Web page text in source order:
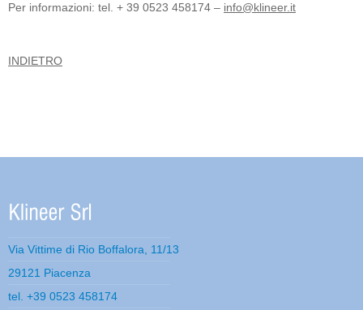
Per informazioni: tel. + 39 0523 458174 – info@klineer.it
INDIETRO
Via Vittime di Rio Boffalora, 11/13
29121 Piacenza
tel. +39 0523 458174